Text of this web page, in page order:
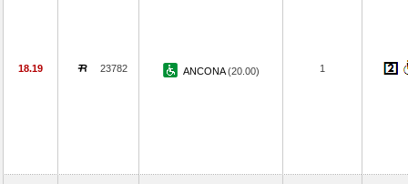
18.19 23782 ANCONA(20.00) 1